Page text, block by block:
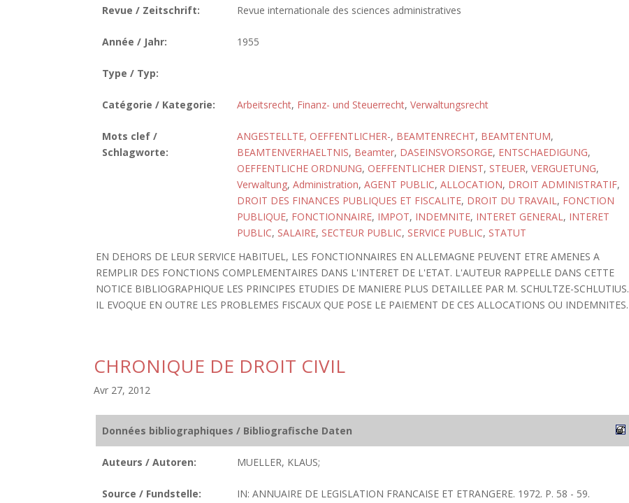
Revue / Zeitschrift: Revue internationale des sciences administratives
Année / Jahr: 1955
Type / Typ:
Catégorie / Kategorie: Arbeitsrecht, Finanz- und Steuerrecht, Verwaltungsrecht
Mots clef /
Schlagworte:
ANGESTELLTE, OEFFENTLICHER-, BEAMTENRECHT, BEAMTENTUM,
BEAMTENVERHAELTNIS, Beamter, DASEINSVORSORGE, ENTSCHAEDIGUNG,
OEFFENTLICHE ORDNUNG, OEFFENTLICHER DIENST, STEUER, VERGUETUNG,
Verwaltung, Administration, AGENT PUBLIC, ALLOCATION, DROIT ADMINISTRATIF,
DROIT DES FINANCES PUBLIQUES ET FISCALITE, DROIT DU TRAVAIL, FONCTION
PUBLIQUE, FONCTIONNAIRE, IMPOT, INDEMNITE, INTERET GENERAL, INTERET
PUBLIC, SALAIRE, SECTEUR PUBLIC, SERVICE PUBLIC, STATUT
EN DEHORS DE LEUR SERVICE HABITUEL, LES FONCTIONNAIRES EN ALLEMAGNE PEUVENT ETRE AMENES A
REMPLIR DES FONCTIONS COMPLEMENTAIRES DANS L'INTERET DE L'ETAT. L'AUTEUR RAPPELLE DANS CETTE
NOTICE BIBLIOGRAPHIQUE LES PRINCIPES ETUDIES DE MANIERE PLUS DETAILLEE PAR M. SCHULTZE-SCHLUTIUS.
IL EVOQUE EN OUTRE LES PROBLEMES FISCAUX QUE POSE LE PAIEMENT DE CES ALLOCATIONS OU INDEMNITES.
CHRONIQUE DE DROIT CIVIL
Avr 27, 2012
Données bibliographiques / Bibliografische Daten
Auteurs / Autoren: MUELLER, KLAUS;
Source / Fundstelle: IN: ANNUAIRE DE LEGISLATION FRANCAISE ET ETRANGERE. 1972. P. 58 - 59.